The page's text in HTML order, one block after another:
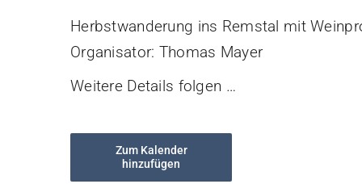
Herbstwanderung ins Remstal mit
Organisator: Thomas Mayer
Weitere Details folgen …
Zum Kalender
hinzufügen